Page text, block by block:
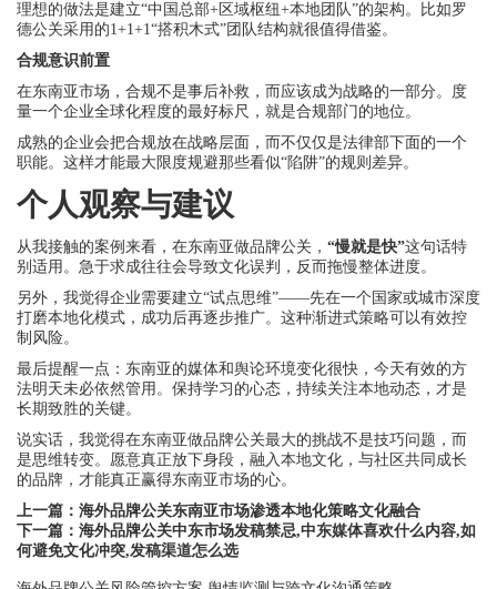
理想的做法是建立“中国总部+区域枢纽+本地团队”的架构。比如罗
德公关采用的1+1+1“搭积木式”团队结构就很值得借鉴。
合规意识前置
在东南亚市场，合规不是事后补救，而应该成为战略的一部分。度
量一个企业全球化程度的最好标尺，就是合规部门的地位。
成熟的企业会把合规放在战略层面，而不仅仅是法律部下面的一个
职能。这样才能最大限度规避那些看似“陷阱”的规则差异。
个人观察与建议
从我接触的案例来看，在东南亚做品牌公关， “慢就是快”这句话特
别适用。急于求成往往会导致文化误判，反而拖慢整体进度。
另外，我觉得企业需要建立“试点思维”——先在一个国家或城市深度
打磨本地化模式，成功后再逐步推广。这种渐进式策略可以有效控
制风险。
最后提醒一点：东南亚的媒体和舆论环境变化很快，今天有效的方
法明天未必依然管用。保持学习的心态，持续关注本地动态，才是
长期致胜的关键。
说实话，我觉得在东南亚做品牌公关最大的挑战不是技巧问题，而
是思维转变。愿意真正放下身段，融入本地文化，与社区共同成长
的品牌，才能真正赢得东南亚市场的心。
上一篇： 海外品牌公关东南亚市场渗透本地化策略文化融合
下一篇： 海外品牌公关中东市场发稿禁忌,中东媒体喜欢什么内容,如
何避免文化冲突,发稿渠道怎么选